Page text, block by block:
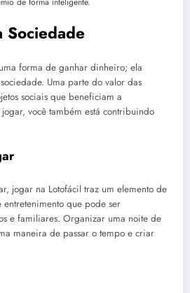
Sociedade
forma de ganhar dinheiro; ela
Uma parte do valor das
sociais que beneficiam a
você também está contribuindo
jogar na Lotofácil traz um elemento de
que pode ser
e familiares. Organizar uma noite de
maneira de passar o tempo e criar